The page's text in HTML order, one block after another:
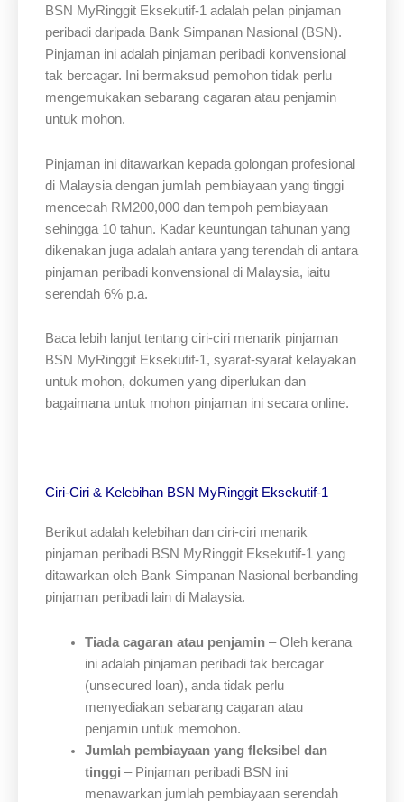
BSN MyRinggit Eksekutif-1 adalah pelan pinjaman
peribadi daripada Bank Simpanan Nasional (BSN).
Pinjaman ini adalah pinjaman peribadi konvensional
tak bercagar. Ini bermaksud pemohon tidak perlu
mengemukakan sebarang cagaran atau penjamin
untuk mohon.
Pinjaman ini ditawarkan kepada golongan profesional
di Malaysia dengan jumlah pembiayaan yang tinggi
mencecah RM200,000 dan tempoh pembiayaan
sehingga 10 tahun. Kadar keuntungan tahunan yang
dikenakan juga adalah antara yang terendah di antara
pinjaman peribadi konvensional di Malaysia, iaitu
serendah 6% p.a.
Baca lebih lanjut tentang ciri-ciri menarik pinjaman
BSN MyRinggit Eksekutif-1, syarat-syarat kelayakan
untuk mohon, dokumen yang diperlukan dan
bagaimana untuk mohon pinjaman ini secara online.
Ciri-Ciri & Kelebihan BSN MyRinggit Eksekutif-1
Berikut adalah kelebihan dan ciri-ciri menarik
pinjaman peribadi BSN MyRinggit Eksekutif-1 yang
ditawarkan oleh Bank Simpanan Nasional berbanding
pinjaman peribadi lain di Malaysia.
Tiada cagaran atau penjamin– Oleh kerana
ini adalah pinjaman peribadi tak bercagar
(unsecured loan), anda tidak perlu
menyediakan sebarang cagaran atau
penjamin untuk memohon.
Jumlah pembiayaan yang fleksibel dan
tinggi – Pinjaman peribadi BSN ini
menawarkan jumlah pembiayaan serendah